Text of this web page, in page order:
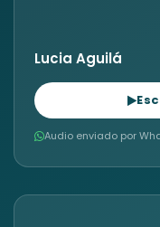
Lucia Aguilá
Audio enviado por